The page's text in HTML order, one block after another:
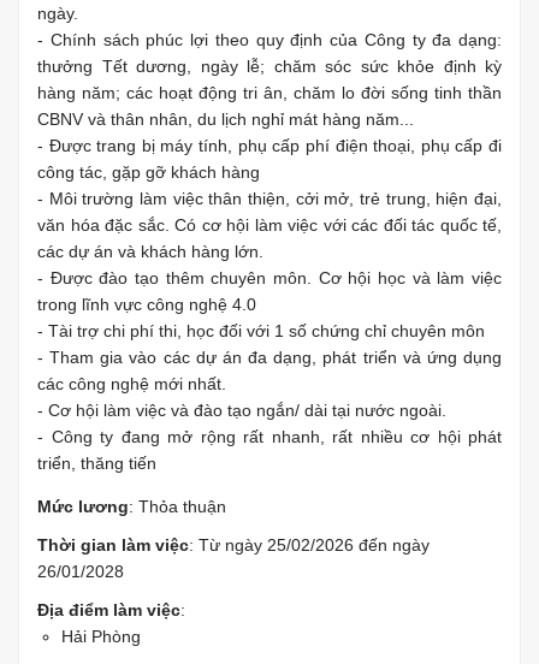
ngày.
- Chính sách phúc lợi theo quy định của Công ty đa dạng:
thưởng Tết dương, ngày lễ; chăm sóc sức khỏe định kỳ
hàng năm; các hoạt động tri ân, chăm lo đời sống tinh thần
CBNV và thân nhân, du lịch nghỉ mát hàng năm...
- Được trang bị máy tính, phụ cấp phí điện thoại, phụ cấp đi
công tác, gặp gỡ khách hàng
- Môi trường làm việc thân thiện, cởi mở, trẻ trung, hiện đại,
văn hóa đặc sắc. Có cơ hội làm việc với các đối tác quốc tế,
các dự án và khách hàng lớn.
- Được đào tạo thêm chuyên môn. Cơ hội học và làm việc
trong lĩnh vực công nghệ 4.0
- Tài trợ chi phí thi, học đối với 1 số chứng chỉ chuyên môn
- Tham gia vào các dự án đa dạng, phát triển và ứng dụng
các công nghệ mới nhất.
- Cơ hội làm việc và đào tạo ngắn/ dài tại nước ngoài.
- Công ty đang mở rộng rất nhanh, rất nhiều cơ hội phát
triển, thăng tiến
Mức lương: Thỏa thuận
Thời gian làm việc: Từ ngày 25/02/2026 đến ngày
26/01/2028
Địa điểm làm việc:
Hải Phòng